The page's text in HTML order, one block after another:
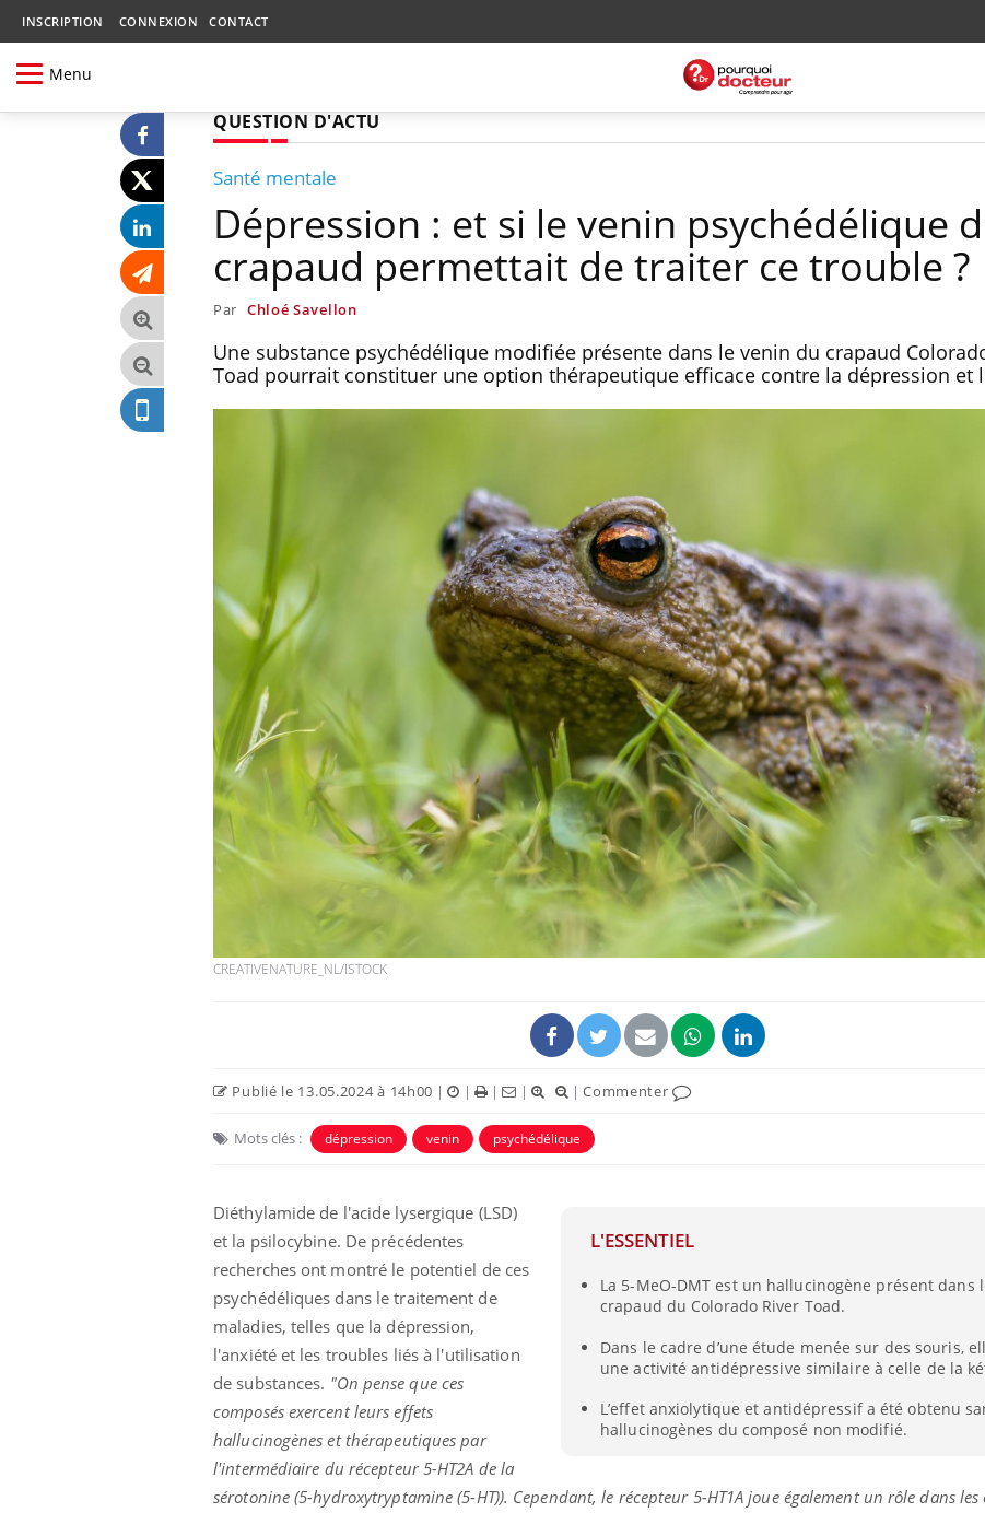
INSCRIPTION CONNEXION CONTACT
Menu
QUESTION D'ACTU
Santé mentale
Dépression : et si le venin psychédélique
crapaud permettait de traiter ce trouble ?
Par Chloé Savellon
Une substance psychédélique modifiée présente dans le venin du crapaud
Toad pourrait constituer une option thérapeutique efficace contre la dépression et
CREATIVENATURE_NL/ISTOCK
Publié le 13.05.2024 à 14h00 | | | | |Commenter
Mots clés : dépression venin psychédélique
L'ESSENTIEL
La 5-MeO-DMT est un hallucinogène présent dans
crapaud du Colorado River Toad.
Dans le cadre d’une étude menée sur des souris,
une activité antidépressive similaire à celle de la
L’effet anxiolytique et antidépressif a été obtenu
hallucinogènes du composé non modifié.
Diéthylamide de l'acide lysergique (LSD)
et la psilocybine. De précédentes
recherches ont montré le potentiel de ces
psychédéliques dans le traitement de
maladies, telles que la dépression,
l'anxiété et les troubles liés à l'utilisation
de substances. "On pense que ces
composés exercent leurs effets
hallucinogènes et thérapeutiques par
l'intermédiaire du récepteur 5-HT2A de la
sérotonine (5-hydroxytryptamine (5-HT)). Cependant, le récepteur 5-HT1A joue également un rôle dans les
Fortes chaleurs :
pourquoi le risque de
noyade grimpe-t-il ?
Le Viagra pourrait-il
freiner la propagation du
cancer ?
Pourquoi manger moins
de protéines pourrait
finalement être bénéfique
Grossesse et chaleur : ce
que dit la science
Le smartphone nuit-il à
l'apprentissage de la
lecture ?
Mordue par une tique en
vacances, elle reste dans
le coma pendant 42 jours
Mordue
réflexe
quelle
Allergies
une
les
expliquer ma maladieYoutube
Il y a des sujets qui sont faciles à aborder...
d'autres non ! D'un côté, poser des
questions sur la maladie d'un proche c'est
prévenir
Fatigue, irritabilité, brouillard mental ou
même alopécie… Les symptômes de la
carence en fer sont multiples ce qui la rend
...
patients comme parfois